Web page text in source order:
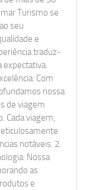
Turismo se
seu
e
traduz-
expectativa.
Com
nossa
de viagem
Cada viagem,
notáveis. 2.
Nossa
as
e